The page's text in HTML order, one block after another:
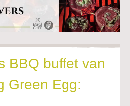
BBQ buffet van
Green Egg: